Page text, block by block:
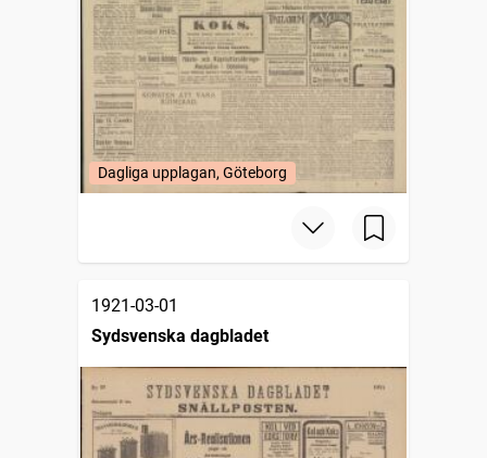
Dagliga upplagan, Göteborg
1921-03-01
Sydsvenska dagbladet